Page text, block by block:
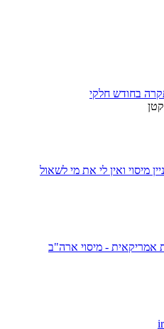
בחודש חלקי
מיסוי ואין לי את מי לשאול
אמריקאית - מיסוי ארה"ב